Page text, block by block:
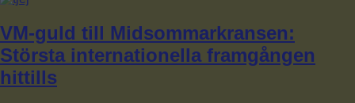
VM-guld till Midsommarkransen:
Största internationella framgången
hittills